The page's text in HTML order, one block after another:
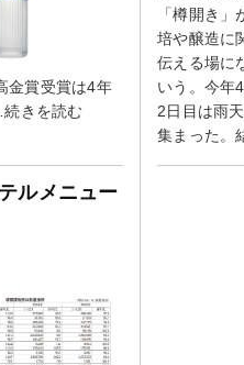
金賞受賞は4年
きを読む
「樽開き
培や醸造に
伝える場に
いう。今年
2日目は雨
集まった。
ルメニュー